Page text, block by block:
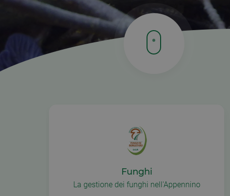
Funghi
La gestione dei funghi nell'Appennino